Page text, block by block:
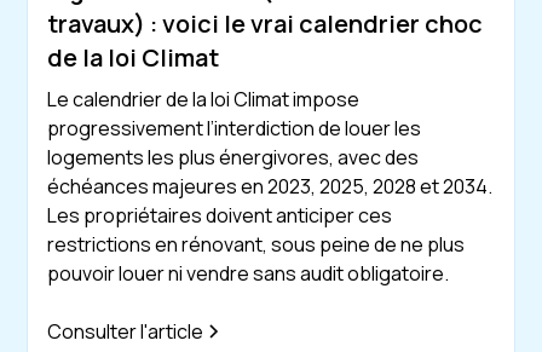
travaux) : voici le vrai calendrier choc
de la loi Climat
Le calendrier de la loi Climat impose
progressivement l’interdiction de louer les
logements les plus énergivores, avec des
échéances majeures en 2023, 2025, 2028 et 2034.
Les propriétaires doivent anticiper ces
restrictions en rénovant, sous peine de ne plus
pouvoir louer ni vendre sans audit obligatoire.
Consulter l'article